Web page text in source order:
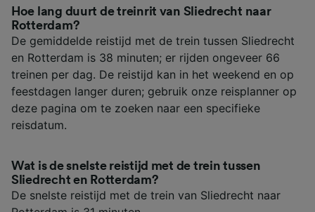
Hoe lang duurt de treinrit van Sliedrecht naar
Rotterdam?
De gemiddelde reistijd met de trein tussen Sliedrecht
en Rotterdam is 38 minuten; er rijden ongeveer 66
treinen per dag. De reistijd kan in het weekend en op
feestdagen langer duren; gebruik onze reisplanner op
deze pagina om te zoeken naar een specifieke
reisdatum.
Wat is de snelste reistijd met de trein tussen
Sliedrecht en Rotterdam?
De snelste reistijd met de trein van Sliedrecht naar